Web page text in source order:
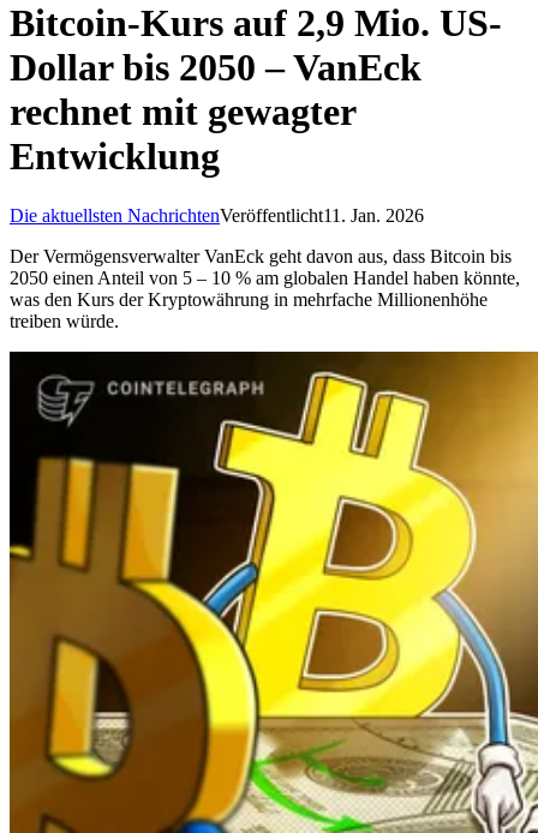
Bitcoin-Kurs auf 2,9 Mio. US-
Dollar bis 2050 – VanEck
rechnet mit gewagter
Entwicklung
Die aktuellsten NachrichtenVeröffentlicht11. Jan. 2026
Der Vermögensverwalter VanEck geht davon aus, dass Bitcoin bis
2050 einen Anteil von 5 – 10 % am globalen Handel haben könnte,
was den Kurs der Kryptowährung in mehrfache Millionenhöhe
treiben würde.